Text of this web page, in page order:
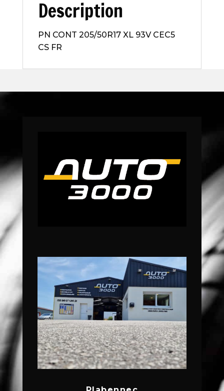
Description
PN CONT 205/50R17 XL 93V CEC5
CS FR